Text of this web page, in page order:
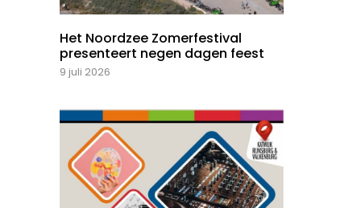
Het Noordzee Zomerfestival
presenteert negen dagen feest
9 juli 2026